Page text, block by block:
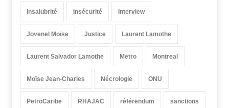
Insalubrité Insécurité Interview
Jovenel Moïse Justice Laurent Lamothe
Laurent Salvador Lamothe Metro Montreal
Moïse Jean-Charles Nécrologie ONU
PetroCaribe RHAJAC référendum sanctions